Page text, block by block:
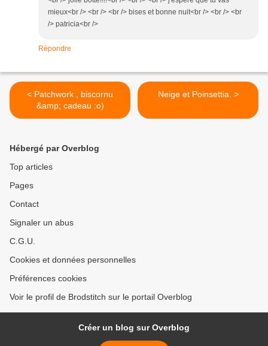
mieux<br /> <br /> <br /> bises et bonne nuit<br /> <br /> <br
/> patricia<br />
Répondre
< Patchwork , biscornu
&amp; cadeau :o)
Neige et Poinsettia. >
Hébergé par Overblog
Top articles
Pages
Contact
Signaler un abus
C.G.U.
Cookies et données personnelles
Préférences cookies
Voir le profil de Brodstitch sur le portail Overblog
Créer un blog sur Overblog